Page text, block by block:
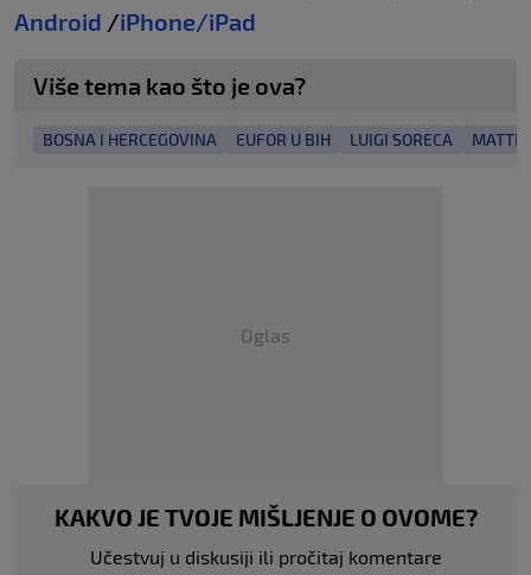
Android /iPhone/iPad
Više tema kao što je ova?
BOSNA I HERCEGOVINA EUFOR U BIH LUIGI SORECA
Oglas
KAKVO JE TVOJE MIŠLJENJE O OVOME?
Učestvuj u diskusiji ili pročitaj komentare